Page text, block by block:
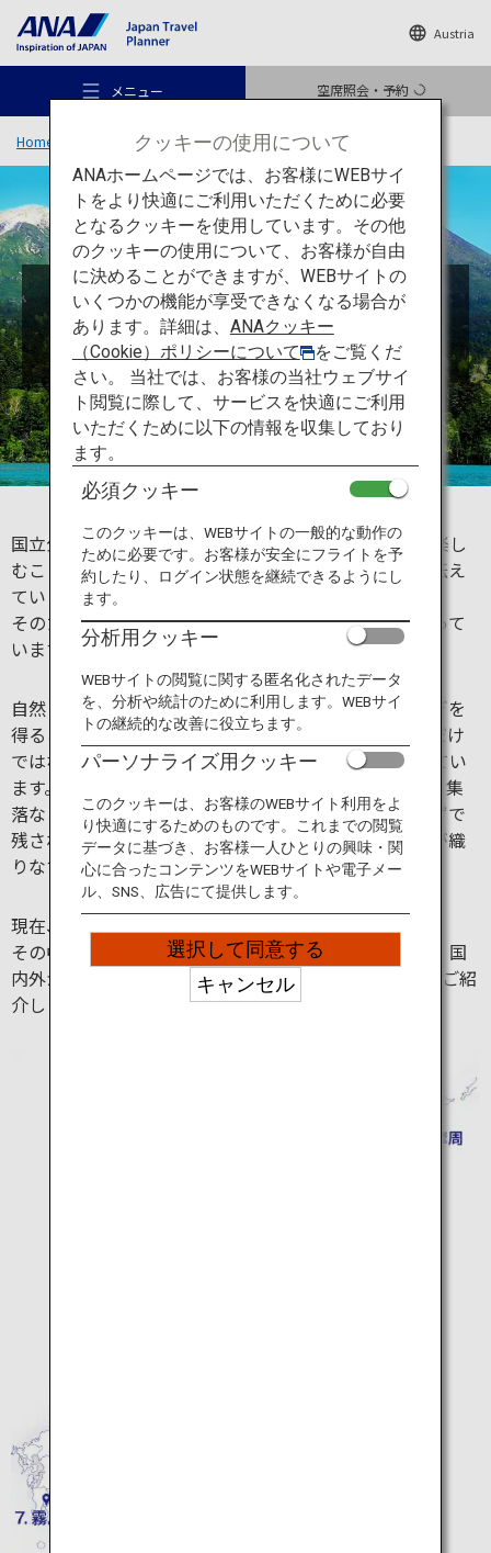
Austria
メニュー 空席照会・予約
おすすめの旅
旅のアイデア
行き先
旅のお役立ち情報
ANA サービス
Home 旅のアイデア 特集 日本の国立公園を探検しよう
日本の国立公園を探検しよう
日本の自然がここにある。
自然とふれあう旅に出かけよう！
国立公園は、次の世代も、私たちと同じ感動を味わい楽し
むことができるように、すぐれた自然を守り、後世に伝え
ていくところです。
そのために、国が指定し、保護し、管理する役割を担って
います。
自然と触れあうことにより、私たちは深い感動や安らぎを
得ることができます。特に国立公園内は、自然の景観だけ
ではなく、野生の動植物、歴史文化などの魅力に溢れてい
ます。更に日本の国立公園の特徴として、森林、農地、集
落などの多様な環境が含まれており、ほとんど手つかずで
残された自然を探勝できる一方で、自然と人の暮らしが織
りなす景勝地で歴史や文化に触れることもできます。
現在、日本にある国立公園は35カ所。
その中でも、自然が見せる四季折々の表情を楽しみに、国
内外から多くの観光客が訪れる8つの国立公園についてご紹
介します。
クッキーの使用について
ANAホームページでは、お客様にWEBサイ
トをより快適にご利用いただくために必要
となるクッキーを使用しています。その他
のクッキーの使用について、お客様が自由
に決めることができますが、WEBサイトの
いくつかの機能が享受できなくなる場合が
あります。詳細は、 ANAクッキー
（Cookie）ポリシーについて
をご覧くだ
さい。 当社では、お客様の当社ウェブサイ
ト閲覧に際して、サービスを快適にご利用
いただくために以下の情報を収集しており
ます。
必須クッキー
このクッキーは、WEBサイトの一般的な動作の
ために必要です。お客様が安全にフライトを予
約したり、ログイン状態を継続できるようにし
ます。
分析用クッキー
WEBサイトの閲覧に関する匿名化されたデータ
を、分析や統計のために利用します。WEBサイ
トの継続的な改善に役立ちます。
パーソナライズ用クッキー
このクッキーは、お客様のWEBサイト利用をよ
り快適にするためのものです。これまでの閲覧
データに基づき、お客様一人ひとりの興味・関
心に合ったコンテンツをWEBサイトや電子メー
ル、SNS、広告にて提供します。
選択して同意する
キャンセル